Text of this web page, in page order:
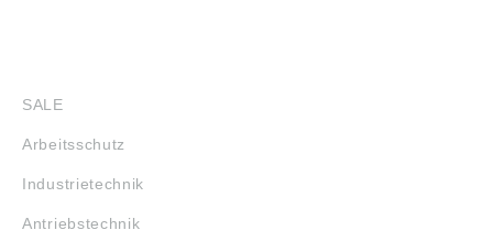
SALE
Arbeitsschutz
Industrietechnik
Antriebstechnik